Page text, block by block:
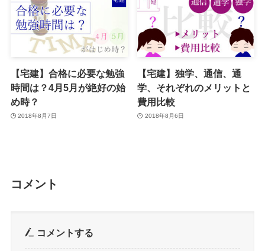
【宅建】合格に必要な勉強
時間は？4月5月が絶好の始
め時？
2018年8月7日
【宅建】独学、通信、通
学、それぞれのメリットと
費用比較
2018年8月6日
コメント
コメントする